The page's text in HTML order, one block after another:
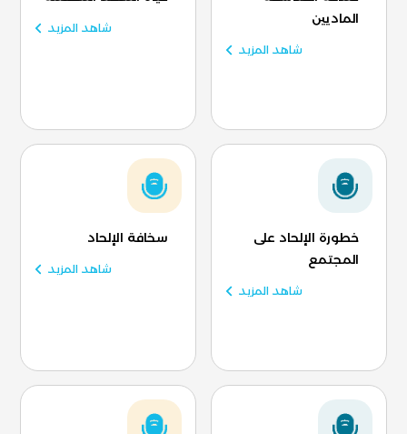
الماديين
شاهد المزيد
شاهد المزيد
خطورة الإلحاد على
المجتمع
شاهد المزيد
سخافة الإلحاد
شاهد المزيد